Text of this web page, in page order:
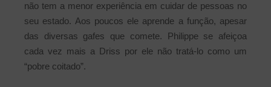
não tem a menor experiência em cuidar de pessoas no
seu estado. Aos poucos ele aprende a função, apesar
das diversas gafes que comete. Philippe se afeiçoa
cada vez mais a Driss por ele não tratá-lo como um
“pobre coitado”.